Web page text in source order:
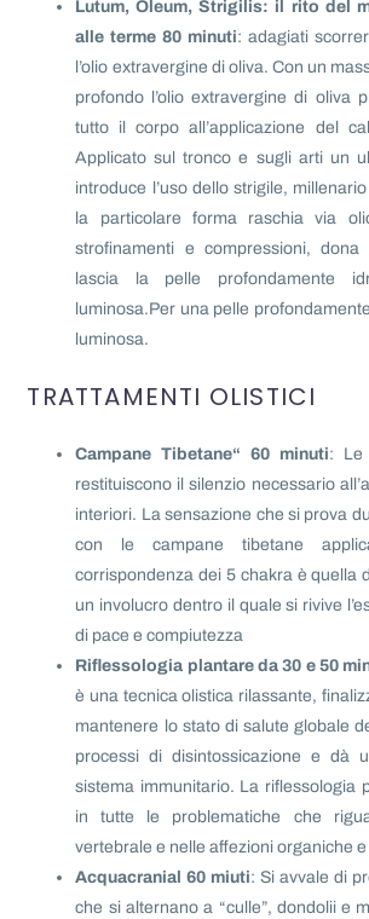
Lutum, Oleum, Strigilis: il rito del
alle terme 80 minuti: adagiati
l’olio extravergine di oliva. Con un
profondo l’olio extravergine di oliva
tutto il corpo all’applicazione del
Applicato sul tronco e sugli arti un
introduce l’uso dello strigile,
la particolare forma raschia via
strofinamenti e compressioni,
lascia la pelle profondamente
luminosa.Per una pelle
luminosa.
TRATTAMENTI OLISTICI
Campane Tibetane“ 60 minuti: Le
restituiscono il silenzio necessario
interiori. La sensazione che si prova
con le campane tibetane
corrispondenza dei 5 chakra è quella
un involucro dentro il quale si rivive
di pace e compiutezza
Riflessologia plantare da 30 e 50
è una tecnica olistica rilassante,
mantenere lo stato di salute globale
processi di disintossicazione e dà
sistema immunitario. La riflessologia
in tutte le problematiche che
vertebrale e nelle affezioni organiche
Acquacranial 60 miuti: Si avvale di
che si alternano a “culle”, dondolii e